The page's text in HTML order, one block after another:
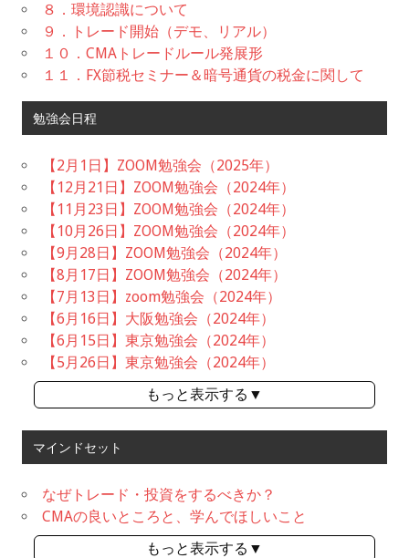
８．環境認識について
９．トレード開始（デモ、リアル）
１０．CMAトレードルール発展形
１１．FX節税セミナー＆暗号通貨の税金に関して
勉強会日程
【2月1日】ZOOM勉強会（2025年）
【12月21日】ZOOM勉強会（2024年）
【11月23日】ZOOM勉強会（2024年）
【10月26日】ZOOM勉強会（2024年）
【9月28日】ZOOM勉強会（2024年）
【8月17日】ZOOM勉強会（2024年）
【7月13日】zoom勉強会（2024年）
【6月16日】大阪勉強会（2024年）
【6月15日】東京勉強会（2024年）
【5月26日】東京勉強会（2024年）
もっと表示する▼
マインドセット
なぜトレード・投資をするべきか？
CMAの良いところと、学んでほしいこと
もっと表示する▼